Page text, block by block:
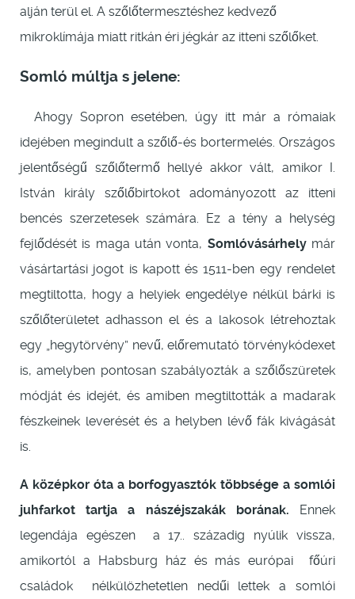
alján terül el. A szőlőtermesztéshez kedvező
mikroklímája miatt ritkán éri jégkár az itteni szőlőket.
Somló múltja s jelene:
Ahogy Sopron esetében, úgy itt már a rómaiak
idejében megindult a szőlő-és bortermelés. Országos
jelentőségű szőlőtermő hellyé akkor vált, amikor I.
István király szőlőbirtokot adományozott az itteni
bencés szerzetesek számára. Ez a tény a helység
fejlődését is maga után vonta, Somlóvásárhelymár
vásártartási jogot is kapott és 1511-ben egy rendelet
megtiltotta, hogy a helyiek engedélye nélkül bárki is
szőlőterületet adhasson el és a lakosok létrehoztak
egy „hegytörvény” nevű, előremutató törvénykódexet
is, amelyben pontosan szabályozták a szőlőszüretek
módját és idejét, és amiben megtiltották a madarak
fészkeinek leverését és a helyben lévő fák kivágását
is.
A középkor óta a borfogyasztók többsége a somlói
juhfarkot tartja a nászéjszakák borának. Ennek
legendája egészen a 17.. századig nyúlik vissza,
amikortól a Habsburg ház és más európai főúri
családok nélkülözhetetlen nedűi lettek a somlói